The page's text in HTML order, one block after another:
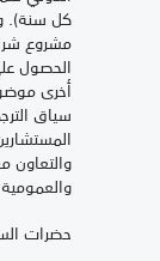
كل سنة).
مشروع
الحصول
أخرى
سياق
حضرات